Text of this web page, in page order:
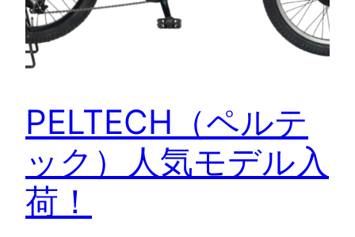
PELTECH（ペルテ
ック）人気モデル入
荷！